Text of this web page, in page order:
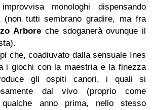
monologhi dispensando
(non tutti sembrano gradire, ma fra
Arbore che sdoganerà ovunque il
che, coadiuvato dalla sensuale Ines
i giochi con la maestria e la finezza
gli ospiti canori, i quali si
dal vivo (proprio come
anno prima, nello stesso